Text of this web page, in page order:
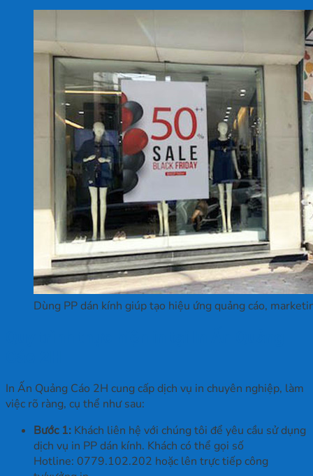
Dùng PP dán kính giúp tạo hiệu ứng quảng cáo,
In Ấn Quảng Cáo 2H cung cấp dịch vụ in chuyên nghiệp, làm
việc rõ ràng, cụ thể như sau:
Bước 1: Khách liên hệ với chúng tôi để yêu cầu sử dụng
dịch vụ in PP dán kính. Khách có thể gọi số
Hotline: 0779.102.202 hoặc lên trực tiếp công